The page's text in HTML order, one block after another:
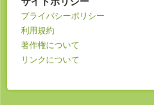
プライバシーポリシー
利用規約
著作権について
リンクについて